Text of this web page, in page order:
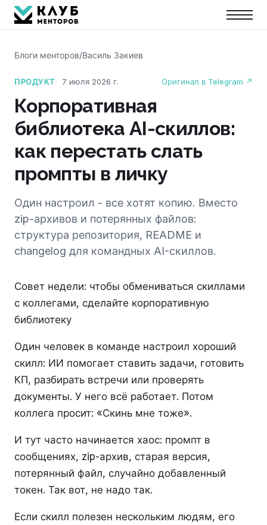
Блоги менторов/Василь Закиев
ПРОДУКТ 7 июля 2026 г. Оригинал в Telegram ↗
Корпоративная
библиотека AI-скиллов:
как перестать слать
промпты в личку
Один настроил - все хотят копию. Вместо
zip-архивов и потерянных файлов:
структура репозитория, README и
changelog для командных AI-скиллов.
Совет недели: чтобы обмениваться скиллами
с коллегами, сделайте корпоративную
библиотеку
Один человек в команде настроил хороший
скилл: ИИ помогает ставить задачи, готовить
КП, разбирать встречи или проверять
документы. У него всё работает. Потом
коллега просит: «Скинь мне тоже».
И тут часто начинается хаос: промпт в
сообщениях, zip-архив, старая версия,
потерянный файл, случайно добавленный
токен. Так вот, не надо так.
Если скилл полезен нескольким людям, его